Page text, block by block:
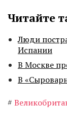
Читайте
Люди
Испании
В Москве
В
#